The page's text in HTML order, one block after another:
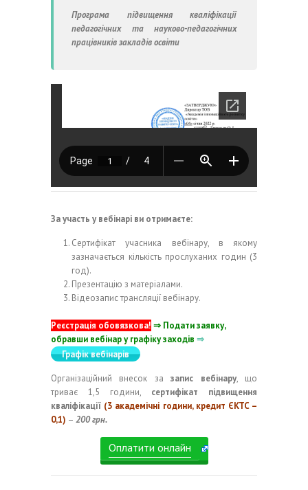
Програма підвищення кваліфікації
педагогічних та науково-педагогічних
працівників закладів освіти
За участь у вебінарі ви отримаєте:
Сертифікат учасника вебінару, в якому
зазначається кількість прослуханих годин (3
год).
Презентацію з матеріалами.
Відеозапис трансляції вебінару.
Реєстрація обовязкова! ⇒ Подати заявку,
обравши вебінар у графіку заходів ⇒
Графік вебінарів
Організаційний внесок зазапис вебінару, що
триває 1,5 години, сертифікат підвищення
кваліфікації (3 академічні години, кредит ЄКТС –
0,1) – 200 грн.
Оплатити онлайн